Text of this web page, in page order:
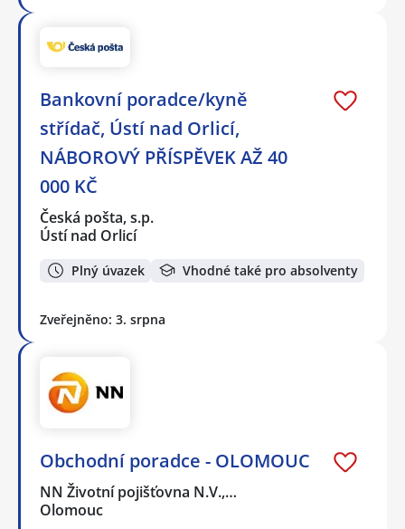
Bankovní poradce/kyně
střídač, Ústí nad Orlicí,
NÁBOROVÝ PŘÍSPĚVEK AŽ 40
000 KČ
Česká pošta, s.p.
Ústí nad Orlicí
Plný úvazek Vhodné také pro absolventy
Zveřejněno: 3. srpna
Obchodní poradce - OLOMOUC
NN Životní pojišťovna N.V.,…
Olomouc